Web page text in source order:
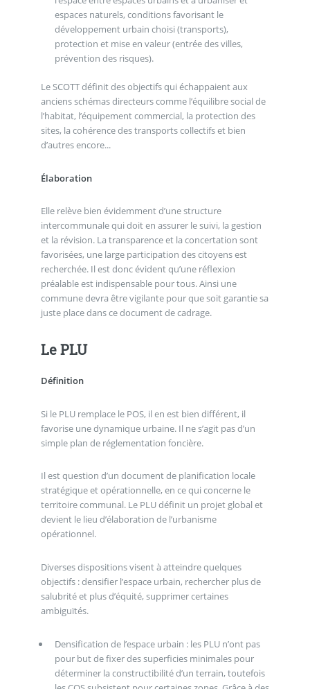
espaces naturels, conditions favorisant le
développement urbain choisi (transports),
protection et mise en valeur (entrée des villes,
prévention des risques).
Le SCOTT définit des objectifs qui échappaient aux
anciens schémas directeurs comme l’équilibre social de
l’habitat, l’équipement commercial, la protection des
sites, la cohérence des transports collectifs et bien
d’autres encore...
Élaboration
Elle relève bien évidemment d’une structure
intercommunale qui doit en assurer le suivi, la gestion
et la révision. La transparence et la concertation sont
favorisées, une large participation des citoyens est
recherchée. Il est donc évident qu’une réflexion
préalable est indispensable pour tous. Ainsi une
commune devra être vigilante pour que soit garantie sa
juste place dans ce document de cadrage.
Le PLU
Définition
Si le PLU remplace le POS, il en est bien différent, il
favorise une dynamique urbaine. Il ne s’agit pas d’un
simple plan de réglementation foncière.
Il est question d’un document de planification locale
stratégique et opérationnelle, en ce qui concerne le
territoire communal. Le PLU définit un projet global et
devient le lieu d’élaboration de l’urbanisme
opérationnel.
Diverses dispositions visent à atteindre quelques
objectifs : densifier l’espace urbain, rechercher plus de
salubrité et plus d’équité, supprimer certaines
ambiguïtés.
Densification de l’espace urbain : les PLU n’ont pas
pour but de fixer des superficies minimales pour
déterminer la constructibilité d’un terrain, toutefois